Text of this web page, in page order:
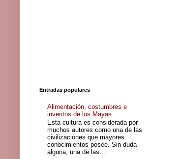
Entradas populares
Alimentación, costumbres e
inventos de los Mayas
Esta cultura es considerada por
muchos autores como una de las
civilizaciones que mayores
conocimientos posee. Sin duda
alguna, una de las...